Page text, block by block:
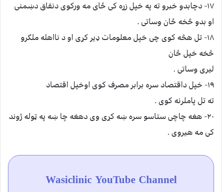
۱۷- دچابدو خبرو ته په خپل زړه کی ځای مه ورکوی دنفاق دښمنی
او بدو څخه ځان وساتی .
۱۸- تل هڅه کوی چی خپل معلومات ډیر کړی او د نااهله ملګرو
څخه خپل ځان
لیری وساتی .
۱۹- خپل داقتصاد سره برابر مصرف کوی اوخپل اقتصاد
ته تل پاملرنه کوی .
۲۰- هغه چاچی ستاسو سره ښه کړی وی دهغه چا ښه په ټوله ژوند
کی مه هیروی .
Wasiclinic YouTube Channel